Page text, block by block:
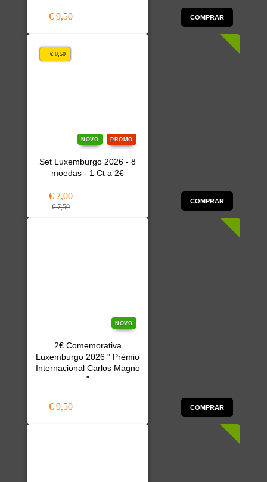
€ 9,50 COMPRAR
NOVO PROMO
Set Luxemburgo 2026 - 8
moedas - 1 Ct a 2€
€ 7,00
€ 7,50
COMPRAR
− € 0,50
NOVO
2€ Comemorativa
Luxemburgo 2026 " Prémio
Internacional Carlos Magno
"
€ 9,50 COMPRAR